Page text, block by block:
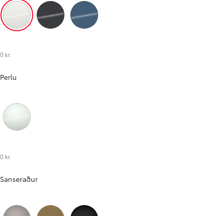
Hvítur (040)
0 kr.
Perlu
0 kr.
Sanseraður